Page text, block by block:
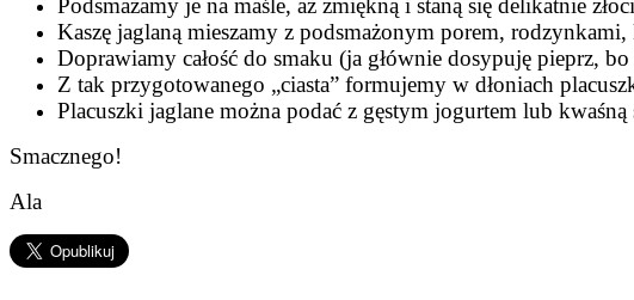
Kaszę jaglaną mieszamy z podsmażonym porem,
Doprawiamy całość do smaku (ja głównie dosypuję pieprz,
Z tak przygotowanego „ciasta” formujemy w dłoniach
Placuszki jaglane można podać z gęstym jogurtem lub
Smacznego!
Ala